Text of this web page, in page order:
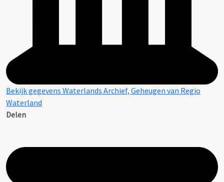
Bekijk gegevens Waterlands Archief, Geheugen van Regio
Waterland
Delen